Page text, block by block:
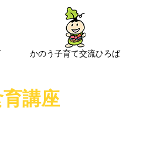
かのう子育て交流ひろば
講座